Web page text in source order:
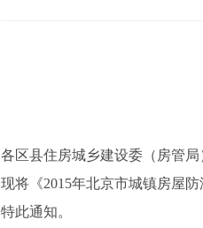
各区县住房城乡建设委（房管
现将《2015年北京市城镇房屋
特此通知。